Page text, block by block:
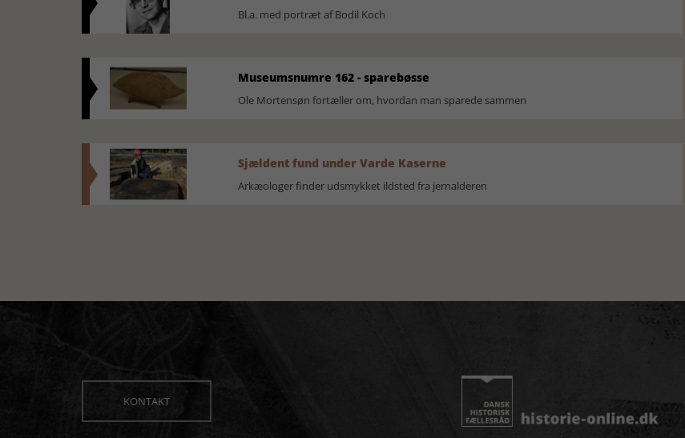
Bl.a. med portræt af Bodil Koch
Museumsnumre 162 - sparebøsse
Ole Mortensøn fortæller om, hvordan man sparede sammen
Sjældent fund under Varde Kaserne
Arkæologer finder udsmykket ildsted fra jernalderen
KONTAKT